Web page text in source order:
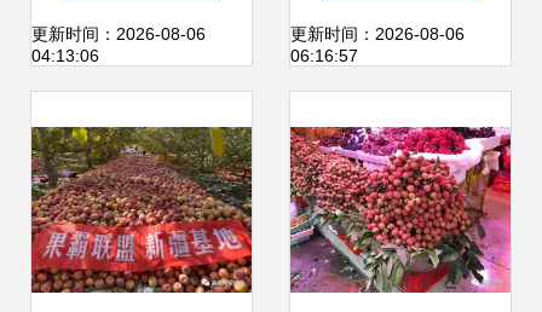
果，价格超实惠
更新时间：2026-08-06
04:13:06
击”中——美伊局势
更新时间：2026-08-06
06:16:57